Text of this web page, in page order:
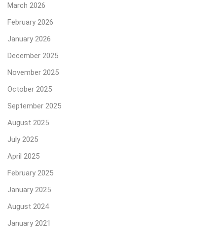
March 2026
February 2026
January 2026
December 2025
November 2025
October 2025
September 2025
August 2025
July 2025
April 2025
February 2025
January 2025
August 2024
January 2021